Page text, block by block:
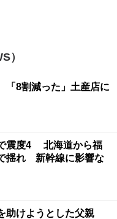
）
8割減った」土産店に
で震度4 北海道から福
揺れ 新幹線に影響な
助けようとした父親